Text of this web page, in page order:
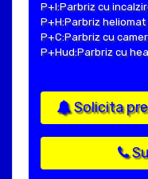
P+I:Parbriz cu
P+H:Parbriz heliomat
P+C:Parbriz cu
P+Hud:Parbriz cu
Solicita